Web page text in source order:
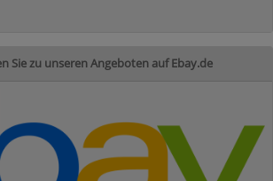
Sie zu unseren Angeboten auf Ebay.de